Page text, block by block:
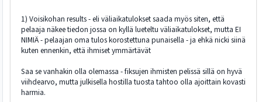
1) Voisikohan results - eli väliaikatulokset saada myös siten, että
pelaaja näkee tiedon jossa on kyllä lueteltu väliaikatulokset, mutta EI
NIMIÄ - pelaajan oma tulos korostettuna punaisella - ja ehkä nicki siinä
kuten ennenkin, että ihmiset ymmärtävät
Saa se vanhakin olla olemassa - fiksujen ihmisten pelissä sillä on hyvä
viihdearvo, mutta julkisella hostilla tuosta tahtoo olla ajoittain kovasti
harmia.